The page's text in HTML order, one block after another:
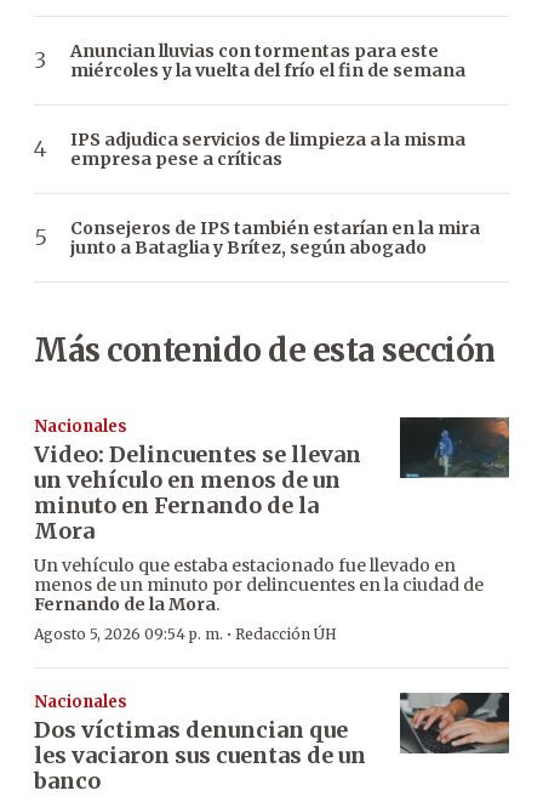
Anuncian lluvias con tormentas para este
miércoles y la vuelta del frío el fin de semana
IPS adjudica servicios de limpieza a la misma
empresa pese a críticas
Consejeros de IPS también estarían en la mira
junto a Bataglia y Brítez, según abogado
Más contenido de esta sección
Nacionales
Video: Delincuentes se llevan
un vehículo en menos de un
minuto en Fernando de la
Mora
Un vehículo que estaba estacionado fue llevado en
menos de un minuto por delincuentes en la ciudad de
Fernando de la Mora.
Agosto 5, 2026 09:54 p. m. · Redacción ÚH
Nacionales
Dos víctimas denuncian que
les vaciaron sus cuentas de un
banco